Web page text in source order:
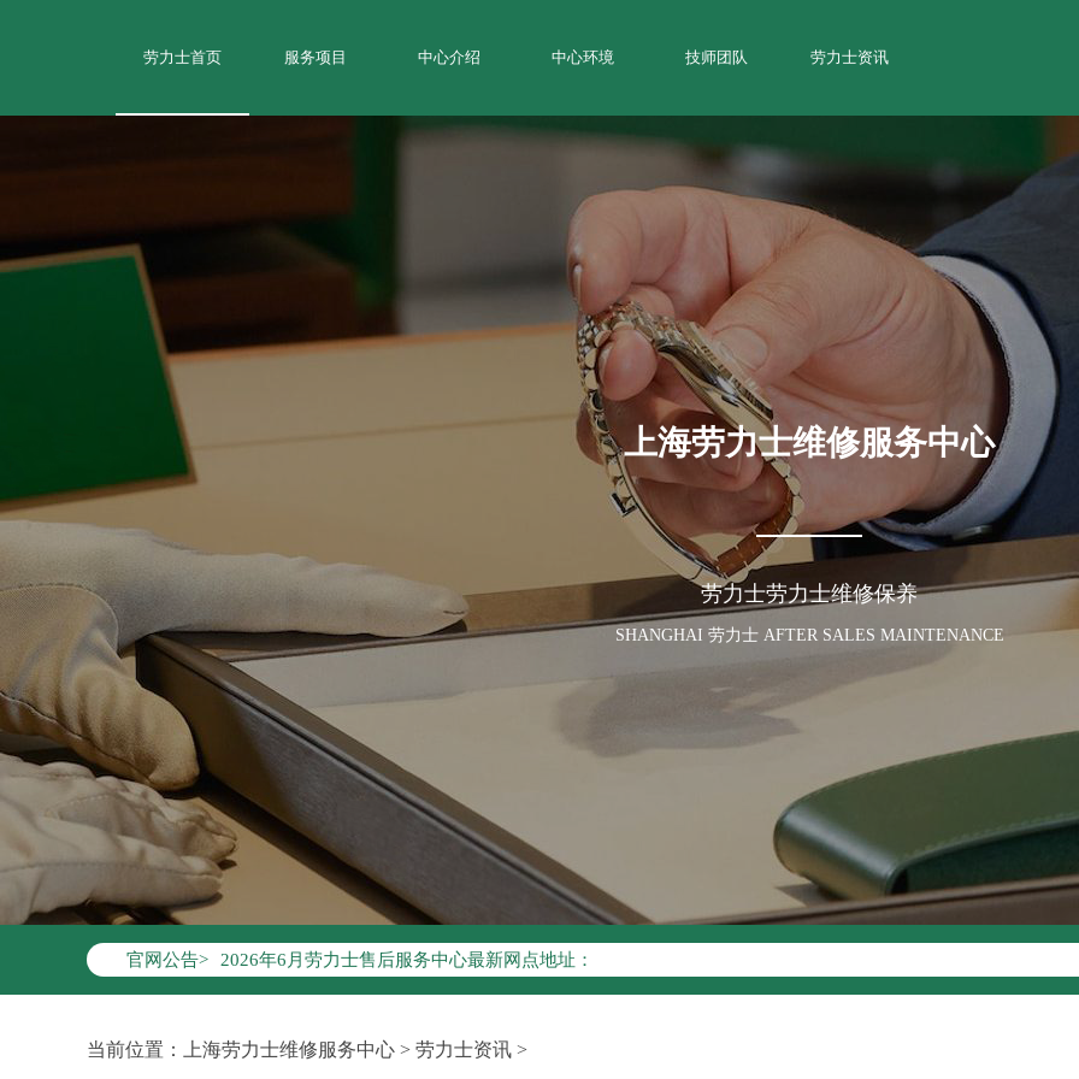
劳力士首页 服务项目 中心介绍 中心环境 技师团队 劳力士资讯
上海劳力士维修服务中心
劳力士劳力士维修保养
SHANGHAI 劳力士 AFTER SALES MAINTENANCE
官网公告>
2026年6月劳力士上海市售后服务网络优化升级公告
2026年6月上海市劳力士官方售后客户服务热线：400-805-0023
2026年6月劳力士售后服务中心最新网点地址：
上海市徐汇区虹桥路3号港汇中心写字楼2座37层3705室（需提前预约）
上海市黄浦区南京东路299号宏伊国际广场写字楼8层806室劳力士售后服务中心（需提前预约）
当前位置： 上海劳力士维修服务中心 > 劳力士资讯 >